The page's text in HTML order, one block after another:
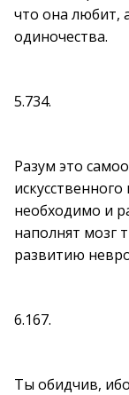
что она любит,
одиночества.
5.734.
Разум это
необходимо и
наполнят мозг
развитию
6.167.
Ты обидчив,